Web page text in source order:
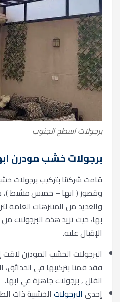
برجولات اسطح الجنوب
برجولات خشب مودرن
قامت شركتنا بتركيب برجولات
وقصور ( ابها – خميس مشيط )،
والعديد من المتنزهات العامة
بها، حيث تزيد هذه البرجولات
الإقبال عليه.
البرجولات الخشب المودرن لاقت
فقد قمنا بتركيبها في
الفلل , برجولات جاهزة في ابها.
إحدى البرجولات الخشبية ذات